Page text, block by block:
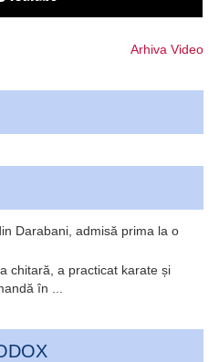
Arhiva Video
Darabani, admisă prima la o
chitară, a practicat karate și
în ...